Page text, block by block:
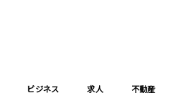
ビジネス 求人 不動産